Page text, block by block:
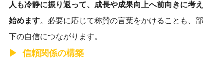
人も冷静に振り返って、成長や成果向上へ前向きに考え
始めます。必要に応じて称賛の言葉をかけることも、部
下の自信につながります。
信頼関係の構築